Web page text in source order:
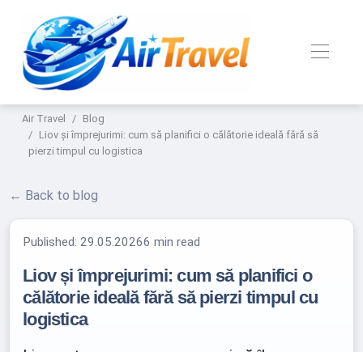
Air Travel
Blog
Liov și împrejurimi: cum să planifici o călătorie ideală fără să
pierzi timpul cu logistica
← Back to blog
Published:29.05.20266 min read
Liov și împrejurimi: cum să planifici o
călătorie ideală fără să pierzi timpul cu
logistica